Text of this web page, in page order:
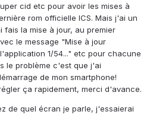
cid etc pour avoir les mises à
rom officielle ICS. Mais j'ai un
fais la mise à jour, au premier
le message "Mise à jour
1/54..." etc pour chacune
le problème c'est que j'ai
de mon smartphone!
ça rapidement, merci d'avance.
de quel écran je parle, j'essaierai